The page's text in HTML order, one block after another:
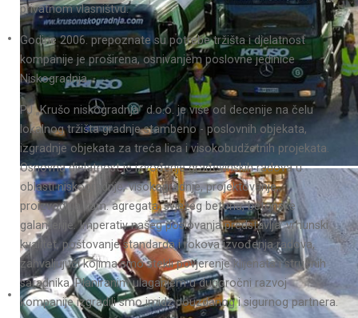
privatnom vlasništvu.
Godine 2006. prepoznate su potrebe tržišta i djelatnost
kompanije je proširena, osnivanjem poslovne jedinice
Niskogradnja.
PJ „Krušo niskogradnja“ d.o.o. je više od decenije na čelu
lokalnog tržišta gradnje stambeno - poslovnih objekata,
izgradnje objekata za treća lica i visokobudžetnih projekata.
Osnovna djelatnost je izvođenje građevinskih radova u
oblasti niskogradnje, visokogradnje, projektovanje,
proizvodnja kam. agregata, svježeg betona, betonske
galanterije. Imperativ našeg poslovanja predstavlja: vrhunski
kvalitet, poštovanje standarda i rokova izvođenja radova,
zahvaljujući kojima smo stekli povjerenje klijenata i stručnih
saradnika. Planiranim ulaganjem u dugoročni razvoj
kompanije izgradili smo imidž pouzdanog i sigurnog partnera.